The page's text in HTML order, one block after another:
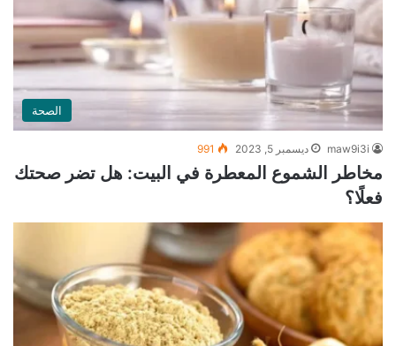
الصحة
maw9i3i ديسمبر 5, 2023 991
مخاطر الشموع المعطرة في البيت: هل تضر صحتك
فعلًا؟